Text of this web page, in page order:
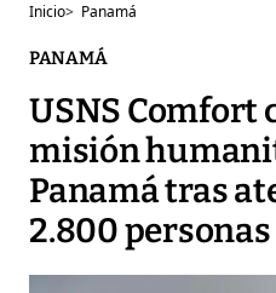
Inicio> Panamá
PANAMÁ
USNS Comfort
misión
Panamá tras
2.800 personas